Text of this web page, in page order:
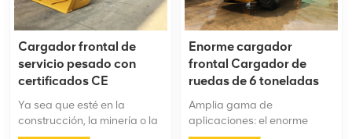
Cargador frontal de
servicio pesado con
certificados CE
Ya sea que esté en la
construcción, la minería o la
agricultura,Cargador frontal
Enorme cargador
frontal Cargador de
ruedas de 6 toneladas
Amplia gama de
aplicaciones: el enorme
cargador frontal de 6